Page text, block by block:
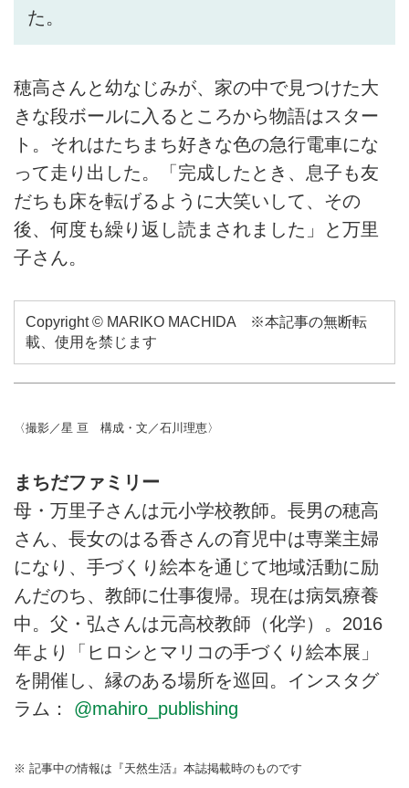
た。
穂高さんと幼なじみが、家の中で見つけた大
きな段ボールに入るところから物語はスター
ト。それはたちまち好きな色の急行電車にな
って走り出した。「完成したとき、息子も友
だちも床を転げるように大笑いして、その
後、何度も繰り返し読まされました」と万里
子さん。
Copyright © MARIKO MACHIDA ※本記事の無断転
載、使用を禁じます
〈撮影／星 亘 構成・文／石川理恵〉
まちだファミリー
母・万里子さんは元小学校教師。長男の穂高
さん、長女のはる香さんの育児中は専業主婦
になり、手づくり絵本を通じて地域活動に励
んだのち、教師に仕事復帰。現在は病気療養
中。父・弘さんは元高校教師（化学）。2016
年より「ヒロシとマリコの手づくり絵本展」
を開催し、縁のある場所を巡回。インスタグ
ラム： @mahiro_publishing
※ 記事中の情報は『天然生活』本誌掲載時のものです